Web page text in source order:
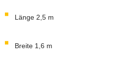
Länge 2,5 m
Breite 1,6 m